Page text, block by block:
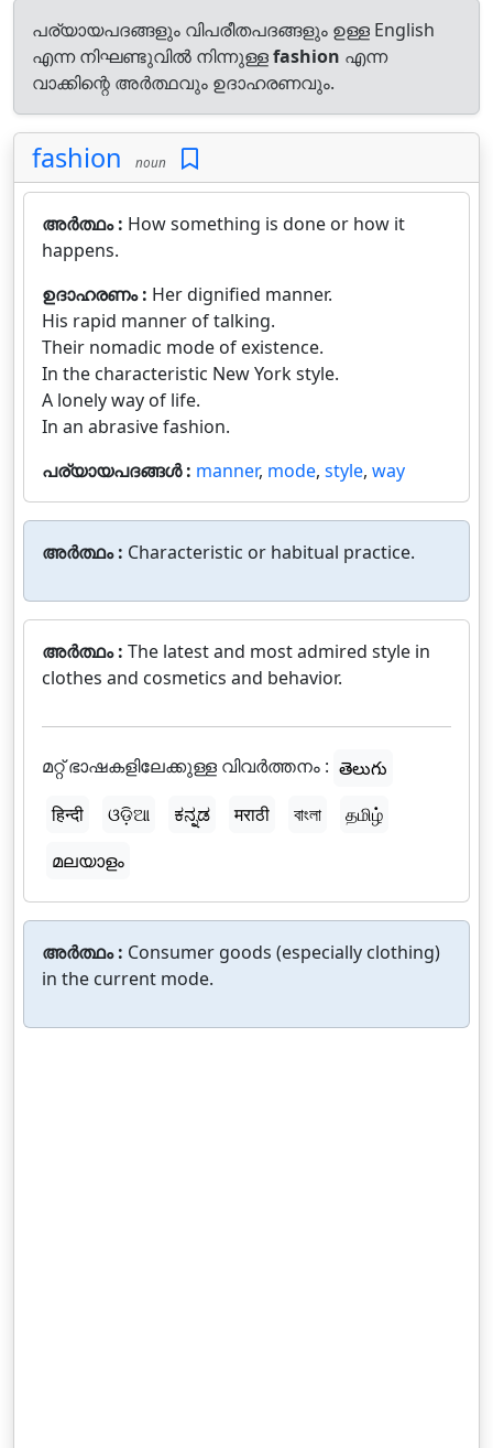
പര്യായപദങ്ങളും വിപരീതപദങ്ങളും ഉള്ള English
എന്ന നിഘണ്ടുവിൽ നിന്നുള്ളfashion എന്ന
വാക്കിന്റെ അർത്ഥവും ഉദാഹരണവും.
fashion noun
അർത്ഥം : How something is done or how it
happens.
ഉദാഹരണം : Her dignified manner.
His rapid manner of talking.
Their nomadic mode of existence.
In the characteristic New York style.
A lonely way of life.
In an abrasive fashion.
പര്യായപദങ്ങൾ : manner, mode, style, way
അർത്ഥം : Characteristic or habitual practice.
അർത്ഥം : The latest and most admired style in
clothes and cosmetics and behavior.
മറ്റ് ഭാഷകളിലേക്കുള്ള വിവർത്തനം : తెలుగు
हिन्दी
ଓଡ଼ିଆ ಕನ್ನಡ मराठी বাংলা
தமிழ்
മലയാളം
അർത്ഥം : Consumer goods (especially clothing)
in the current mode.